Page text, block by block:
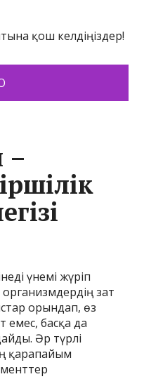
қош келдіңіздер!
–
үнемі жүріп
зат
орындап, өз
емес, басқа да
Әр түрлі
қарапайым